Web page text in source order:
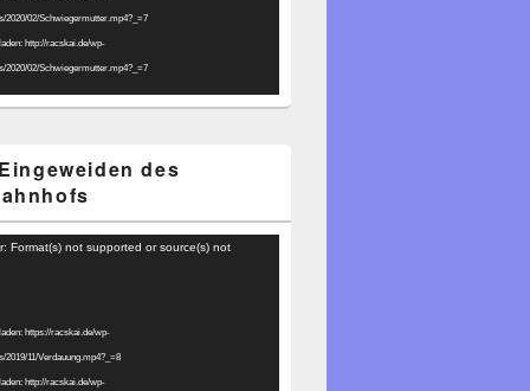
2020/02/Schwiegermutter.mp4?_=7
http://racskai.de/wp-
2020/02/Schwiegermutter.mp4?_=7
des
Format(s) not supported or source(s) not
https://racskai.de/wp-
2019/11/Verdauung.mp4?_=8
http://racskai.de/wp-